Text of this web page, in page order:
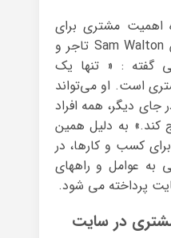
اهمیت مشتری برای
کسب و کار را سام والتون Sam Walton تاجر و
گفته : « تنها یک
است. او می‌تواند
جای دیگر، همه افراد
کند.» به دلیل همین
کسب و کارها، در
به عوامل و راههای
پرداخته می شود.
در سایت